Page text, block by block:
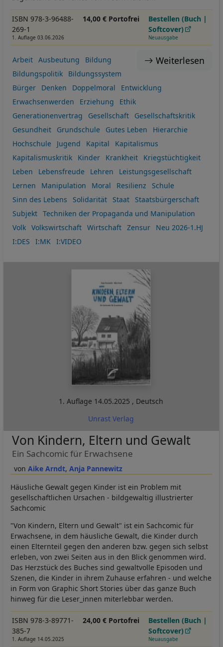
ISBN 978-3-96488-
269-1
1. Auflage 03.06.2026
14,00 € Portofrei
Bestellen (Buch |
Softcover)
Neuausgabe
Weiterlesen
Arbeit Ausbeutung
Bildung
Bildungspolitik
Bildungssystem
Bürger
Denken Doppelmoral
Entwicklung
Erwachsenwerden
Erziehung
Ethik
Generationenvertrag
Gesellschaft
Gesellschaftskritik
Gesundheit
Grundschule Gutes Leben
Hierarchie
Hochschule
Jugend Kapital
Kapitalismus
Kapitalismuskritik
Kinder Krankheit
Kriegstüchtigkeit
Leben
Lebensfreude Lehren
Leistungsgesellschaft
Lernen
Manipulation Moral Resilienz
Schule
Sinn des Lebens
Solidarität Staat
Staatsbürgerschaft
Subjekt
Techniken der Propaganda und Manipulation
Volk
Volkswirtschaft Wirtschaft Zensur
Neu 2026-1.HJ
I:DES
I:MK I:VIDEO
1. Auflage 14.05.2025 , Deutsch
Unrast Verlag
Aike Arndt Anja Pannewitz
Von Kindern, Eltern und Gewalt
Ein Sachcomic für Erwachsene
Häusliche Gewalt gegen Kinder ist ein Problem mit
gesellschaftlichen Ursachen - bildgewaltig illustrierter
Sachcomic
"Von Kindern, Eltern und Gewalt" ist ein Sachcomic für
Erwachsene, in dem häusliche Gewalt, die Kinder durch
einen Elternteil gegen den anderen bzw. gegen sich selbst
erleben, von zwei Seiten aus in den Blick genommen wird.
Das Herzstück des Buches sind gewaltvolle Episoden und
Szenen, die Kinder in ihrem Zuhause erfahren - und welche
in Form von Graphic Short Stories über das ganze Buch
hinweg für die Leser_innen miterlebbar werden.
ISBN 978-3-89771-
385-7
1. Auflage 14.05.2025
24,00 € Portofrei
Bestellen (Buch |
Softcover)
Neuausgabe